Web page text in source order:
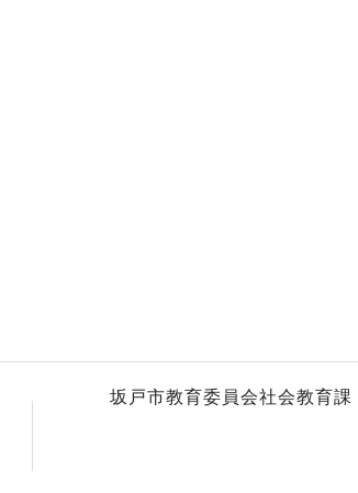
坂戸市教育委員会社会教育課